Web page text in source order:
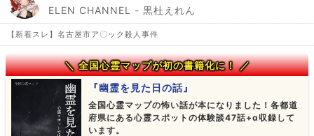
ELEN CHANNEL - 黒杜えれん
【新着スレ】名古屋市ア〇ック殺人事件
＼ 全国心霊マップが初の書籍化に！ ／
『幽霊を見た日の話』
全国心霊マップの怖い話が本になりました！各都道
府県にある心霊スポットの体験談47話+α収録して
います。